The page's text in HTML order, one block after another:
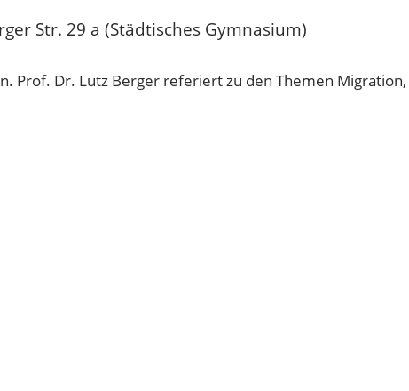
Str. 29 a (Städtisches Gymnasium)
Prof. Dr. Lutz Berger referiert zu den Themen Migration,